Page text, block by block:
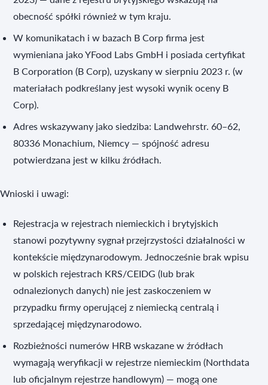
obecność spółki również w tym kraju.
W komunikatach i w bazach B Corp firma jest
wymieniana jako YFood Labs GmbH i posiada certyfikat
B Corporation (B Corp), uzyskany w sierpniu 2023 r. (w
materiałach podkreślany jest wysoki wynik oceny B
Corp).
Adres wskazywany jako siedziba: Landwehrstr. 60–62,
80336 Monachium, Niemcy — spójność adresu
potwierdzana jest w kilku źródłach.
Wnioski i uwagi:
Rejestracja w rejestrach niemieckich i brytyjskich
stanowi pozytywny sygnał przejrzystości działalności w
kontekście międzynarodowym. Jednocześnie brak wpisu
w polskich rejestrach KRS/CEIDG (lub brak
odnalezionych danych) nie jest zaskoczeniem w
przypadku firmy operującej z niemiecką centralą i
sprzedającej międzynarodowo.
Rozbieżności numerów HRB wskazane w źródłach
wymagają weryfikacji w rejestrze niemieckim (Northdata
lub oficjalnym rejestrze handlowym) — mogą one